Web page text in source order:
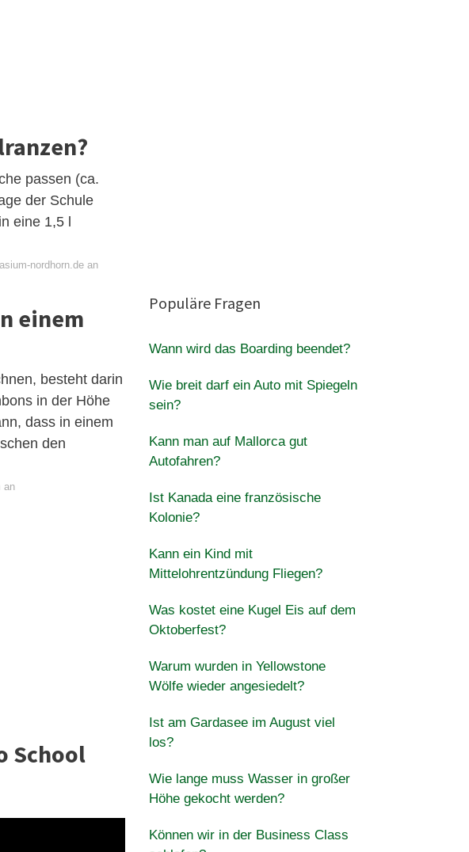
passen (ca.
der Schule
eine 1,5 l
nordhorn.de an
einem
besteht darin
in der Höhe
dass in einem
den
an
School
Populäre Fragen
Wann wird das Boarding beendet?
Wie breit darf ein Auto mit Spiegeln
sein?
Kann man auf Mallorca gut
Autofahren?
Ist Kanada eine französische
Kolonie?
Kann ein Kind mit
Mittelohrentzündung Fliegen?
Was kostet eine Kugel Eis auf dem
Oktoberfest?
Warum wurden in Yellowstone
Wölfe wieder angesiedelt?
Ist am Gardasee im August viel
los?
Wie lange muss Wasser in großer
Höhe gekocht werden?
Können wir in der Business Class